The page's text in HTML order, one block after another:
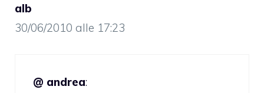
alb
30/06/2010 alle 17:23
@ andrea: